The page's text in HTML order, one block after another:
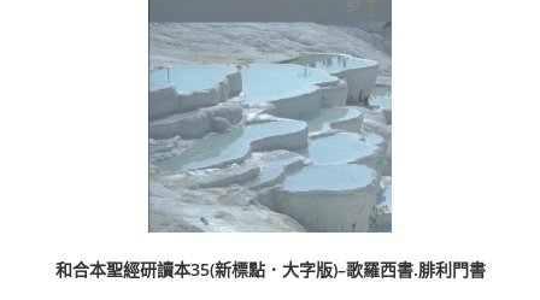
和合本聖經研讀本35(新標點．大字版)–歌羅西書.腓利門書